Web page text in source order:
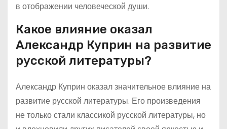
в отображении человеческой души.
Какое влияние оказал
Александр Куприн на развитие
русской литературы?
Александр Куприн оказал значительное влияние на
развитие русской литературы. Его произведения
не только стали классикой русской литературы, но